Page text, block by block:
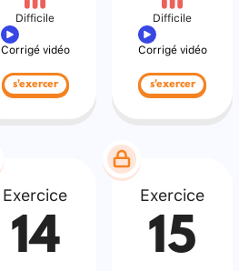
Difficile
Corrigé vidéo
s'exercer
Difficile
Corrigé vidéo
s'exercer
Exercice
14
Exercice
15